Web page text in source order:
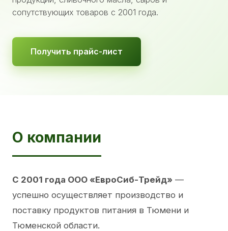
сопутствующих товаров с 2001 года.
Получить прайс-лист
О компании
С 2001 года ООО «ЕвроСиб-Трейд» —
успешно осуществляет производство и
поставку продуктов питания в Тюмени и
Тюменской области.